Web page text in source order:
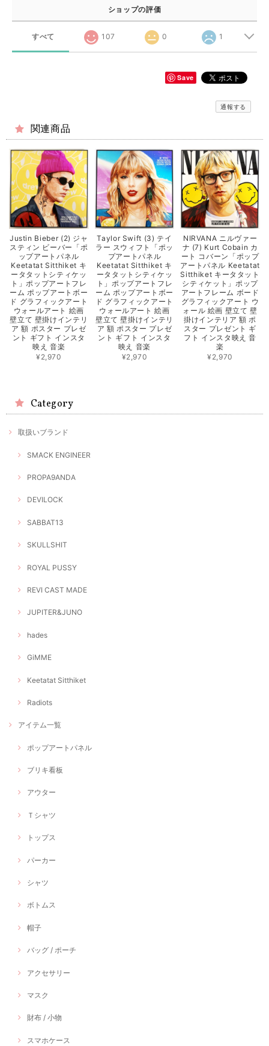
ショップの評価
すべて 107 0 1
Save
通報する
関連商品
Justin Bieber (2) ジャ
スティン ビーバー「ポ
ップアートパネル
Keetatat Sitthiket キ
ータタットシティケッ
ト」ポップアートフレ
ーム ポップアートボー
ド グラフィックアート
ウォールアート 絵画
壁立て 壁掛けインテリ
ア 額 ポスター プレゼ
ント ギフト インスタ
映え 音楽
¥2,970
Taylor Swift (3) テイ
ラー スウィフト「ポッ
プアートパネル
Keetatat Sitthiket キ
ータタットシティケッ
ト」ポップアートフレ
ーム ポップアートボー
ド グラフィックアート
ウォールアート 絵画
壁立て 壁掛けインテリ
ア 額 ポスター プレゼ
ント ギフト インスタ
映え 音楽
¥2,970
NIRVANA ニルヴァー
ナ (7) Kurt Cobain カ
ート コバーン「ポップ
アートパネル Keetatat
Sitthiket キータタット
シティケット」ポップ
アートフレーム ボード
グラフィックアート ウ
ォール 絵画 壁立て 壁
掛けインテリア 額 ポ
スター プレゼント ギ
フト インスタ映え 音
楽
¥2,970
Category
取扱いブランド
SMACK ENGINEER
PROPA9ANDA
DEVILOCK
SABBAT13
SKULLSHIT
ROYAL PUSSY
REVI CAST MADE
JUPITER&JUNO
hades
GiMME
Keetatat Sitthiket
Radiots
アイテム一覧
ポップアートパネル
ブリキ看板
アウター
Ｔシャツ
トップス
パーカー
シャツ
ボトムス
帽子
バッグ / ポーチ
アクセサリー
マスク
財布 / 小物
スマホケース